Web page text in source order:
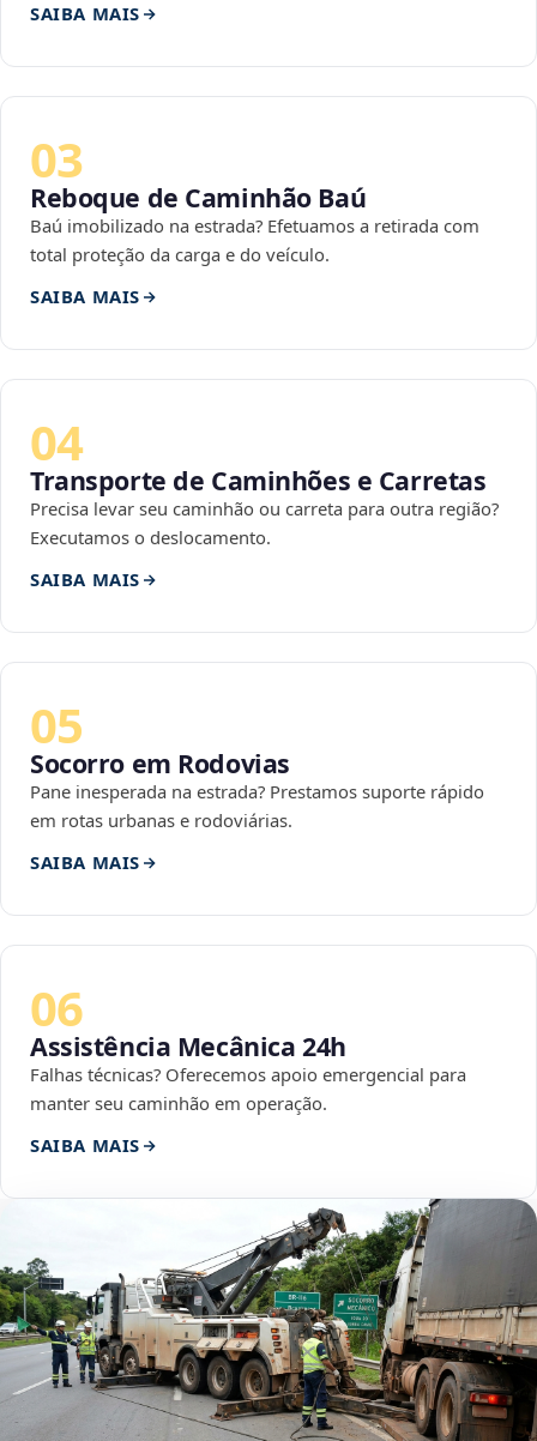
SAIBA MAIS
03
Reboque de Caminhão Baú
Baú imobilizado na estrada? Efetuamos a retirada com
total proteção da carga e do veículo.
SAIBA MAIS
04
Transporte de Caminhões e Carretas
Precisa levar seu caminhão ou carreta para outra região?
Executamos o deslocamento.
SAIBA MAIS
05
Socorro em Rodovias
Pane inesperada na estrada? Prestamos suporte rápido
em rotas urbanas e rodoviárias.
SAIBA MAIS
06
Assistência Mecânica 24h
Falhas técnicas? Oferecemos apoio emergencial para
manter seu caminhão em operação.
SAIBA MAIS